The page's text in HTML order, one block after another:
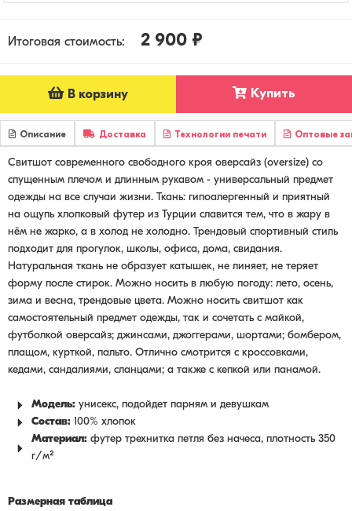
Итоговая стоимость: 2 900 ₽
В корзину Купить
Описание Доставка Технологии печати Оптовые
Свитшот современного свободного кроя оверсайз (oversize) со
спущенным плечом и длинным рукавом - универсальный предмет
одежды на все случаи жизни. Ткань: гипоалергенный и приятный
на ощупь хлопковый футер из Турции славится тем, что в жару в
нём не жарко, а в холод не холодно. Трендовый спортивный стиль
подходит для прогулок, школы, офиса, дома, свидания.
Натуральная ткань не образует катышек, не линяет, не теряет
форму после стирок. Можно носить в любую погоду: лето, осень,
зима и весна, трендовые цвета. Можно носить свитшот как
самостоятельный предмет одежды, так и сочетать с майкой,
футболкой оверсайз; джинсами, джоггерами, шортами; бомбером,
плащом, курткой, пальто. Отлично смотрится с кроссовками,
кедами, сандалиями, сланцами; а также с кепкой или панамой.
Модель: унисекс, подойдет парням и девушкам
Состав: 100% хлопок
Материал: футер трехнитка петля без начеса, плотность 350
г/м²
Размерная таблица